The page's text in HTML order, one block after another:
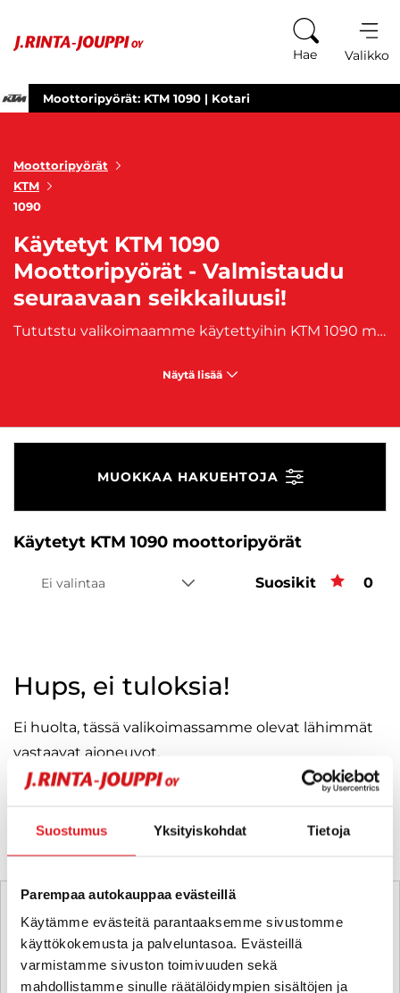
Suostumus Yksityiskohdat Tietoja
Parempaa autokauppaa evästeillä
Käytämme evästeitä parantaaksemme sivustomme
käyttökokemusta ja palveluntasoa. Evästeillä
varmistamme sivuston toimivuuden sekä
mahdollistamme sinulle räätälöidympien sisältöjen ja
Hae Valikko
Moottoripyörät: KTM 1090 | Kotari
Moottoripyörät
KTM
1090
Käytetyt KTM 1090
Moottoripyörät - Valmistaudu
seuraavaan seikkailuusi!
Tututstu valikoimaamme käytettyihin KTM 1090 moottoripyöriin! KTM 1090 Adventure ja Adventure R ovat kumpikin legendaarisia seikkailupyöriä, jotka tarjoavat huippuluokan suorituskykyä ja luotettavuutta kaikille, jotka rakastavat kahden pyörän päällä seikkailua. Meiltä löydät laadukkaasti huolletut ja hyvin pidetyt käytetyt KTM 1090 -mallit, jotka ovat valmiina viemään sinut seuraavalle matkalle. KTM 1090 -sarjan moottoripyörät ovat tunnettuja vahvasta suorituskyvystään ja monipuolisista ominaisuuksistaan, jotka tekevät niistä täydellisen valinnan niin maantielle kuin maastoonkin. Olitpa sitten suunnittelemassa pitkää matkaa moottoriteille tai haluatko kokea jännittäviä off-road-seikkailuja, KTM 1090 tarjoaa sinulle mahdollisuuden tehdä niin luotettavasti ja tyylikkäästi. Tarjoamme ammattitaitoista ja ystävällistä palvelua auttaaksemme sinua löytämään unelmiesi moottoripyörän. Selaa valikoimaamme ja löydä täydellinen käytetty KTM 1090 moottoripyörä seuraavaa seikkailuasi varten! Myynnissä olevat, käytetyt KTM 1090-moottoripyörät ostat kätevästi J. Rinta-Joupilta. Moottoripyöriimme on saatavilla myös edullinen, moottoripyöriin soveltuva
Näytä lisää
MUOKKAA HAKUEHTOJA
Käytetyt KTM 1090 moottoripyörät
Ei valintaa Suosikit 0
Hups, ei tuloksia!
Ei huolta, tässä valikoimassamme olevat lähimmät
vastaavat ajoneuvot.